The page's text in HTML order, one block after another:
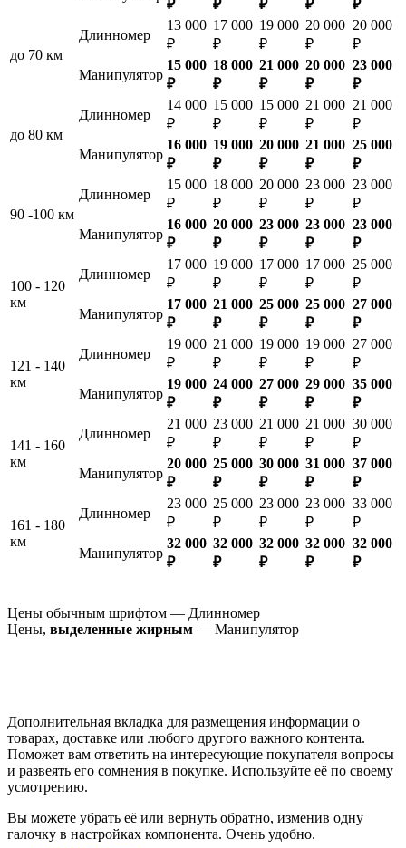
₽
₽
₽
₽
₽
до 70 км
Длинномер
13 000
₽
17 000
₽
19 000
₽
20 000
₽
20 000
₽
Манипулятор
15 000
₽
18 000
₽
21 000
₽
20 000
₽
23 000
₽
до 80 км
Длинномер
14 000
₽
15 000
₽
15 000
₽
21 000
₽
21 000
₽
Манипулятор
16 000
₽
19 000
₽
20 000
₽
21 000
₽
25 000
₽
90 -100 км
Длинномер
15 000
₽
18 000
₽
20 000
₽
23 000
₽
23 000
₽
Манипулятор
16 000
₽
20 000
₽
23 000
₽
23 000
₽
23 000
₽
100 - 120
км
Длинномер
17 000
₽
19 000
₽
17 000
₽
17 000
₽
25 000
₽
Манипулятор
17 000
₽
21 000
₽
25 000
₽
25 000
₽
27 000
₽
121 - 140
км
Длинномер
19 000
₽
21 000
₽
19 000
₽
19 000
₽
27 000
₽
Манипулятор
19 000
₽
24 000
₽
27 000
₽
29 000
₽
35 000
₽
141 - 160
км
Длинномер
21 000
₽
23 000
₽
21 000
₽
21 000
₽
30 000
₽
Манипулятор
20 000
₽
25 000
₽
30 000
₽
31 000
₽
37 000
₽
161 - 180
км
Длинномер
23 000
₽
25 000
₽
23 000
₽
23 000
₽
33 000
₽
Манипулятор
32 000
₽
32 000
₽
32 000
₽
32 000
₽
32 000
₽
Цены обычным шрифтом — Длинномер
Цены, выделенные жирным — Манипулятор
Дополнительная вкладка для размещения информации о
товарах, доставке или любого другого важного контента.
Поможет вам ответить на интересующие покупателя вопросы
и развеять его сомнения в покупке. Используйте её по своему
усмотрению.
Вы можете убрать её или вернуть обратно, изменив одну
галочку в настройках компонента. Очень удобно.